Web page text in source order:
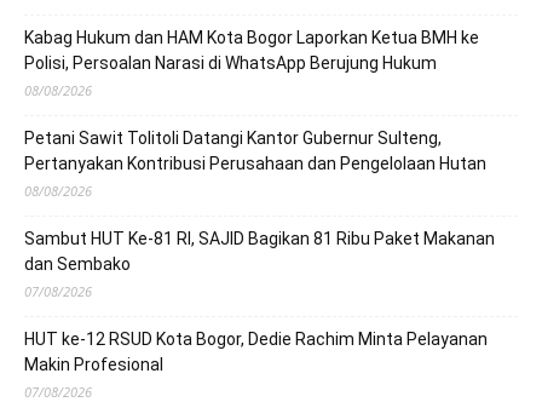
Kabag Hukum dan HAM Kota Bogor Laporkan Ketua BMH ke
Polisi, Persoalan Narasi di WhatsApp Berujung Hukum
08/08/2026
Petani Sawit Tolitoli Datangi Kantor Gubernur Sulteng,
Pertanyakan Kontribusi Perusahaan dan Pengelolaan Hutan
08/08/2026
Sambut HUT Ke-81 RI, SAJID Bagikan 81 Ribu Paket Makanan
dan Sembako
07/08/2026
HUT ke-12 RSUD Kota Bogor, Dedie Rachim Minta Pelayanan
Makin Profesional
07/08/2026